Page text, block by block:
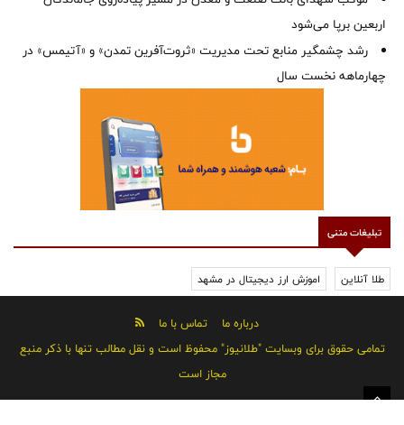
اربعین برپا می‌شود
رشد چشمگیر منابع تحت مدیریت «ثروت‌آفرین تمدن» و «آتیمس» در
چهارماهه نخست سال
تبلیغات متنی
طلا آنلاین اموزش ارز دیجیتال در مشهد
درباره ما
تماس با ما
تمامی حقوق برای وبسایت "طلانیوز" محفوظ است و نقل مطالب تنها با ذکر منبع
مجاز است